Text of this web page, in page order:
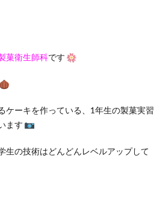
菓衛生師科です
ケーキを作っている、1年生の製菓実習
ます
生の技術はどんどんレベルアップして